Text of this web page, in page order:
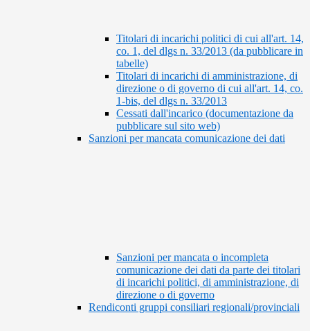
Titolari di incarichi politici di cui all'art. 14,
co. 1, del dlgs n. 33/2013 (da pubblicare in
tabelle)
Titolari di incarichi di amministrazione, di
direzione o di governo di cui all'art. 14, co.
1-bis, del dlgs n. 33/2013
Cessati dall'incarico (documentazione da
pubblicare sul sito web)
Sanzioni per mancata comunicazione dei dati
Sanzioni per mancata o incompleta
comunicazione dei dati da parte dei titolari
di incarichi politici, di amministrazione, di
direzione o di governo
Rendiconti gruppi consiliari regionali/provinciali